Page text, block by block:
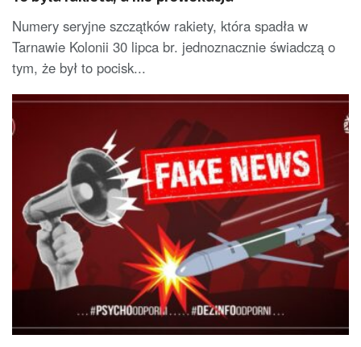
Numery seryjne szczątków rakiety, która spadła w
Tarnawie Kolonii 30 lipca br. jednoznacznie świadczą o
tym, że był to pocisk...